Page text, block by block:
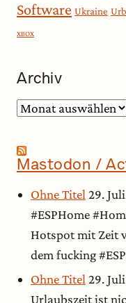
Software Ukraine
XBOX
Archiv
Archiv
Mastodon /
Ohne Titel 29.
#ESPHome
Hotspot mit Zeit
dem fucking
Ohne Titel29.
Urlaubszeit ist